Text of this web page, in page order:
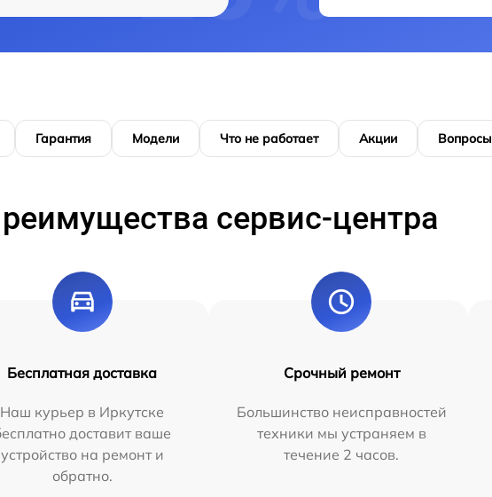
Гарантия Модели Что не работает Акции Вопросы
сервис-центра
Бесплатная доставка
Наш курьер в Иркутске
доставит ваше
устройство на ремонт и
обратно.
Срочный ремонт
Большинство неисправностей
техники мы устраняем в
течение 2 часов.